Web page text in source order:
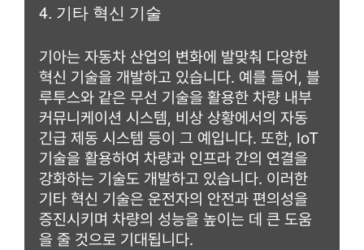
4. 기타 혁신 기술
기아는 자동차 산업의 변화에 발맞춰 다양한
혁신 기술을 개발하고 있습니다. 예를 들어, 블
루투스와 같은 무선 기술을 활용한 차량 내부
커뮤니케이션 시스템, 비상 상황에서의 자동
긴급 제동 시스템 등이 그 예입니다. 또한, IoT
기술을 활용하여 차량과 인프라 간의 연결을
강화하는 기술도 개발하고 있습니다. 이러한
기타 혁신 기술은 운전자의 안전과 편의성을
증진시키며 차량의 성능을 높이는 데 큰 도움
을 줄 것으로 기대됩니다.